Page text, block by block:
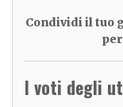
Condividi il tuo
I voti degli